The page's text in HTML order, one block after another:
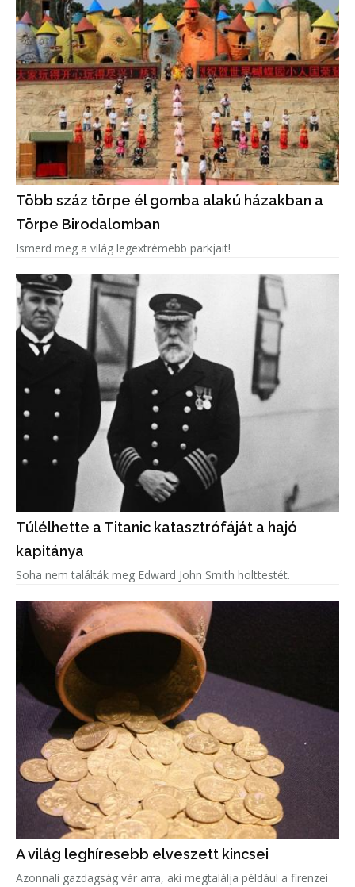
Több száz törpe él gomba alakú házakban a
Törpe Birodalomban
Ismerd meg a világ legextrémebb parkjait!
Túlélhette a Titanic katasztrófáját a hajó
kapitánya
Soha nem találták meg Edward John Smith holttestét.
A világ leghíresebb elveszett kincsei
Azonnali gazdagság vár arra, aki megtalálja például a firenzei